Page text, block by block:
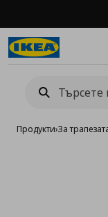
Продукти›За